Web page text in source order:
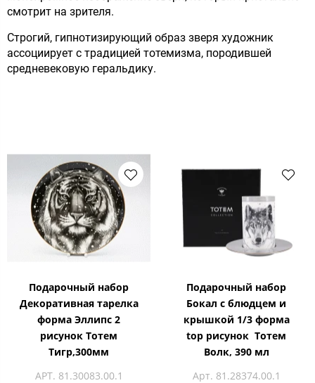
смотрит на зрителя.
Строгий, гипнотизирующий образ зверя художник
ассоциирует с традицией тотемизма, породившей
средневековую геральдику.
Подарочный набор
Декоративная тарелка
форма Эллипс 2
рисунок Тотем
Тигр,300мм
АРТ. 81.30083.00.1
Подарочный набор
Бокал с блюдцем и
крышкой 1/3 форма
top рисунок Тотем
Волк, 390 мл
Арт. 81.28374.00.1